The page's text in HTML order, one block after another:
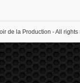
de la Production - All rights